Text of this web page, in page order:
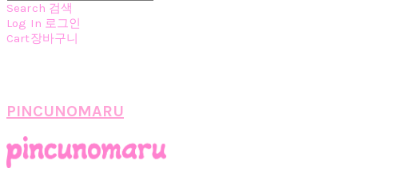
Search 검색
Log In 로그인
Cart장바구니
PINCUNOMARU